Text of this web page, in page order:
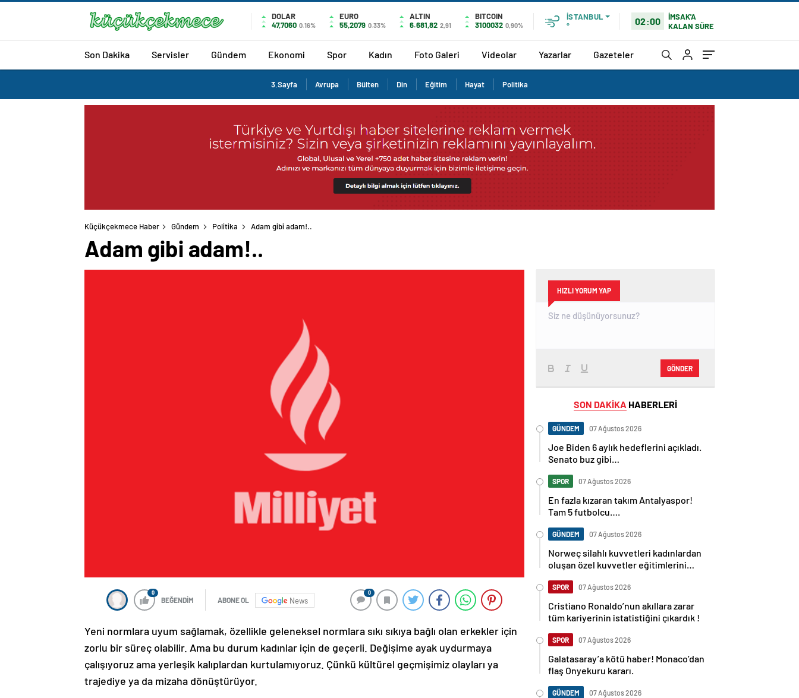
DOLAR
47,7060 0.16%
EURO
55,2079 0.33%
ALTIN
6.681,82 2,91
BITCOIN
3100032 0,90%
İSTANBUL
°
02:00
İMSAK'A
KALAN SÜRE
Son Dakika Servisler Gündem Ekonomi Spor Kadın Foto Galeri Videolar Yazarlar Gazeteler
3.Sayfa Avrupa Bülten Din Eğitim Hayat Politika
Küçükçekmece Haber Gündem Politika Adam gibi adam!..
Adam gibi adam!..
0
BEĞENDİM ABONE OL News
0
Yeni normlara uyum sağlamak, özellikle geleneksel normlara sıkı sıkıya bağlı olan erkekler için
zorlu bir süreç olabilir. Ama bu durum kadınlar için de geçerli. Değişime ayak uydurmaya
çalışıyoruz ama yerleşik kalıplardan kurtulamıyoruz. Çünkü kültürel geçmişimiz olayları ya
trajediye ya da mizaha dönüştürüyor.
HIZLI YORUM YAP
GÖNDER
SON DAKİKA HABERLERİ
GÜNDEM 07 Ağustos 2026
Joe Biden 6 aylık hedeflerini açıkladı.
Senato buz gibi…
SPOR 07 Ağustos 2026
En fazla kızaran takım Antalyaspor!
Tam 5 futbolcu….
GÜNDEM 07 Ağustos 2026
Norweç silahlı kuvvetleri kadınlardan
oluşan özel kuvvetler eğitimlerini
SPOR 07 Ağustos 2026
Cristiano Ronaldo’nun akıllara zarar
tüm kariyerinin istatistiğini çıkardık !
SPOR 07 Ağustos 2026
Galatasaray’a kötü haber! Monaco’dan
flaş Onyekuru kararı.
GÜNDEM 07 Ağustos 2026